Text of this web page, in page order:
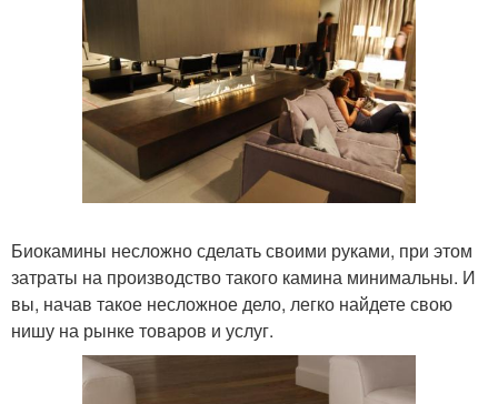
Биокамины несложно сделать своими руками, при этом
затраты на производство такого камина минимальны. И
вы, начав такое несложное дело, легко найдете свою
нишу на рынке товаров и услуг.